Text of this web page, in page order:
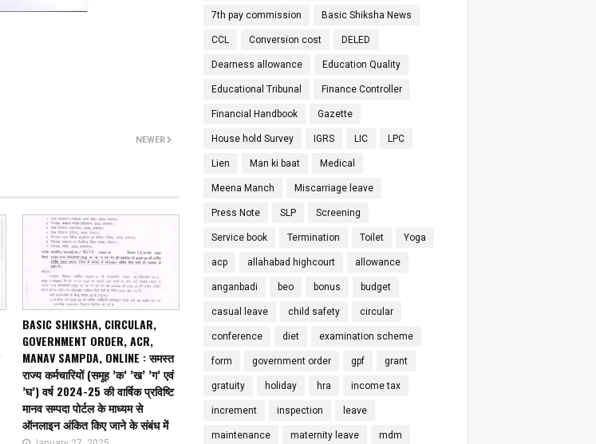
NEWER
BASIC SHIKSHA, CIRCULAR,
GOVERNMENT ORDER, ACR,
MANAV SAMPDA, ONLINE : समस्त
राज्य कर्मचारियों (समूह ’क’ ’ख’ ’ग’ एवं
’घ’) वर्ष 2024-25 की वार्षिक प्रविष्टि
मानव सम्पदा पोर्टल के माध्यम से
ऑनलाइन अंकित किए जाने के संबंध में
7th pay commission Basic Shiksha News
CCL Conversion cost DELED
Dearness allowance Education Quality
Educational Tribunal Finance Controller
Financial Handbook Gazette
House hold Survey IGRS LIC LPC
Lien Man ki baat Medical
Meena Manch Miscarriage leave
Press Note SLP Screening
Service book Termination Toilet Yoga
acp allahabad highcourt allowance
anganbadi beo bonus budget
casual leave child safety circular
conference diet examination scheme
form government order gpf grant
gratuity holiday hra income tax
increment inspection leave
maintenance maternity leave mdm